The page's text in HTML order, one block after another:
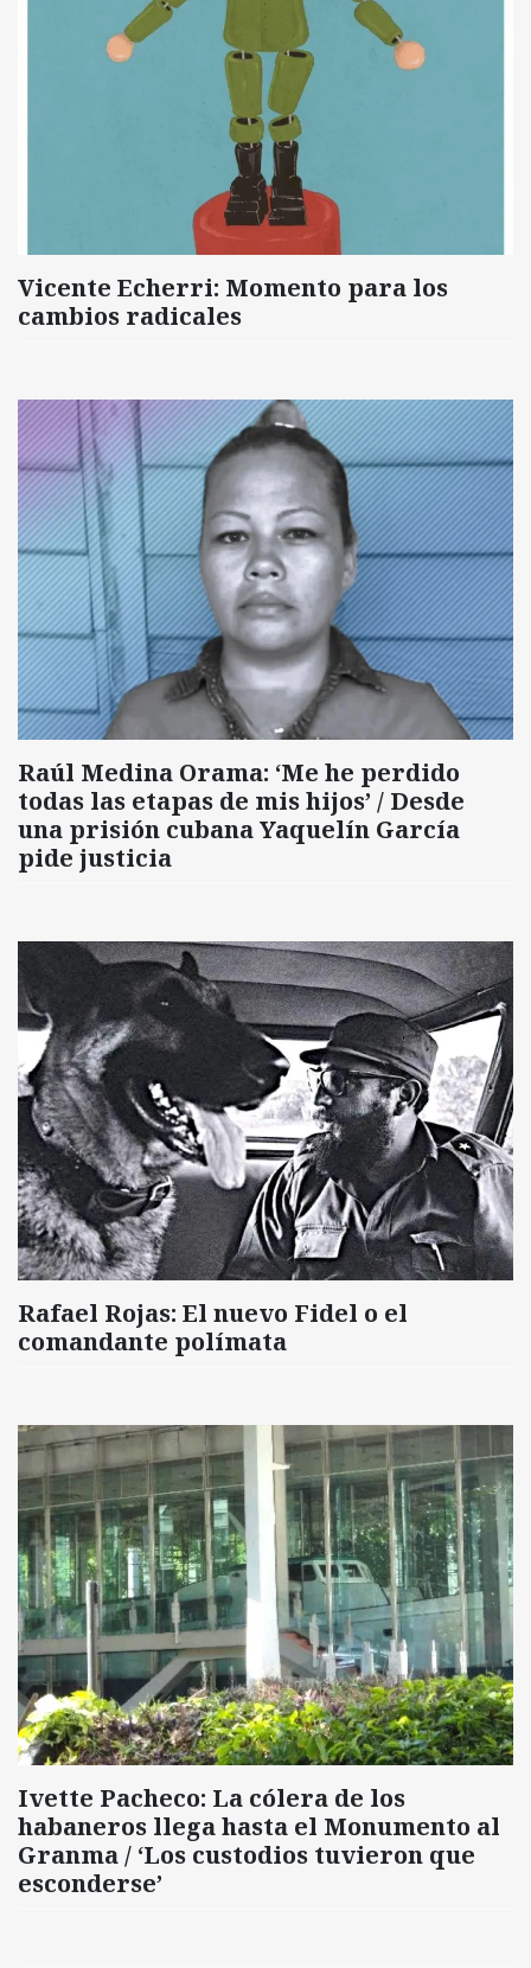
Vicente Echerri: Momento para los
cambios radicales
Raúl Medina Orama: ‘Me he perdido
todas las etapas de mis hijos’ / Desde
una prisión cubana Yaquelín García
pide justicia
Rafael Rojas: El nuevo Fidel o el
comandante polímata
Ivette Pacheco: La cólera de los
habaneros llega hasta el Monumento al
Granma / ‘Los custodios tuvieron que
esconderse’